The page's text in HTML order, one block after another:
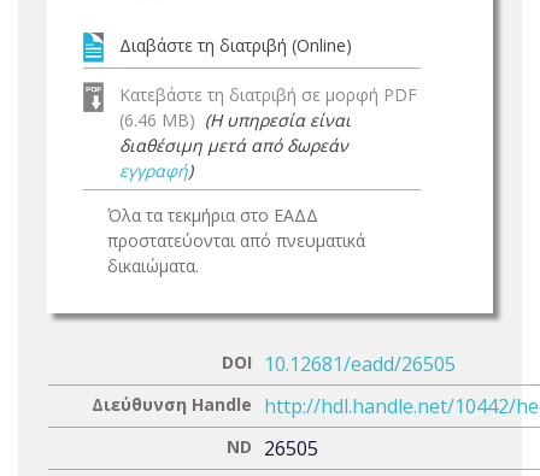
Διαβάστε τη διατριβή (Online)
Κατεβάστε τη διατριβή σε μορφή PDF
(6.46 MB) (Η υπηρεσία είναι
διαθέσιμη μετά από δωρεάν
εγγραφή)
Όλα τα τεκμήρια στο ΕΑΔΔ
προστατεύονται από πνευματικά
δικαιώματα.
DOI 10.12681/eadd/26505
Διεύθυνση Handle http://hdl.handle.net/10442/
ND 26505